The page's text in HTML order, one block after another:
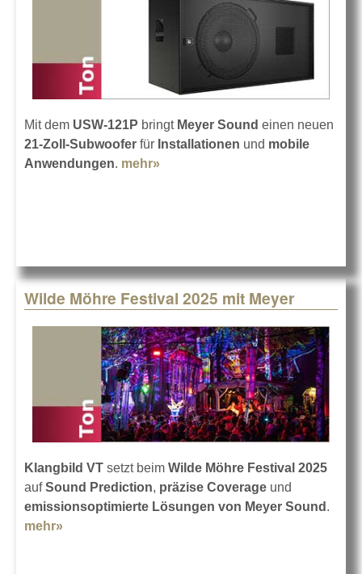
Mit dem USW-121P bringtMeyer Sound einen neuen
21-Zoll-Subwoofer für Installationen und mobile
Anwendungen. mehr»
Wilde Möhre Festival 2025 mit Meyer
Klangbild VT setzt beim Wilde Möhre Festival 2025
aufSound Prediction, präzise Coverage und
emissionsoptimierte Lösungen von Meyer Sound .
mehr»